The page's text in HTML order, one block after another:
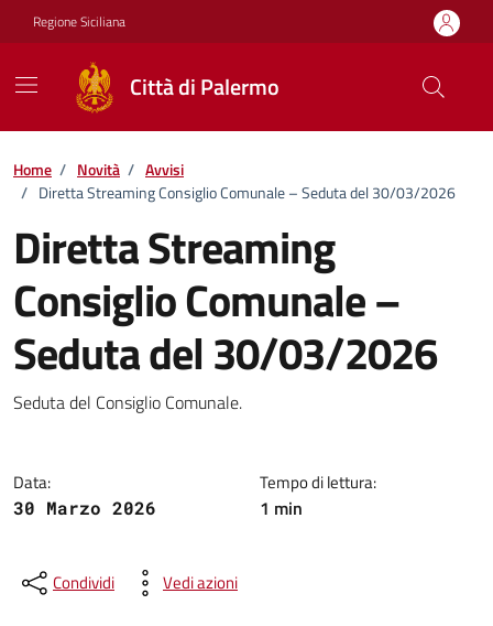
Vai ai contenuti
Vai al footer
Regione Siciliana
Città di Palermo
Home / Novità / Avvisi
/ Diretta Streaming Consiglio Comunale – Seduta del 30/03/2026
Diretta Streaming
Consiglio Comunale –
Seduta del 30/03/2026
Dettagli della notizia
Seduta del Consiglio Comunale.
Data:
30 Marzo 2026
Tempo di lettura:
1 min
Condividi Vedi azioni